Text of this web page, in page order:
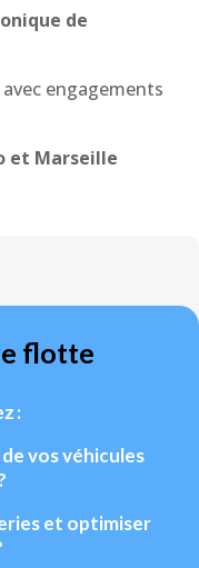
de
avec engagements
et Marseille
flotte
:
vos véhicules
et optimiser